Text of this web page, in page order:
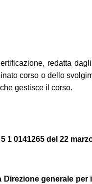
redatta
corso o dello
gestisce il corso.
1 0141265 del 22
generale per